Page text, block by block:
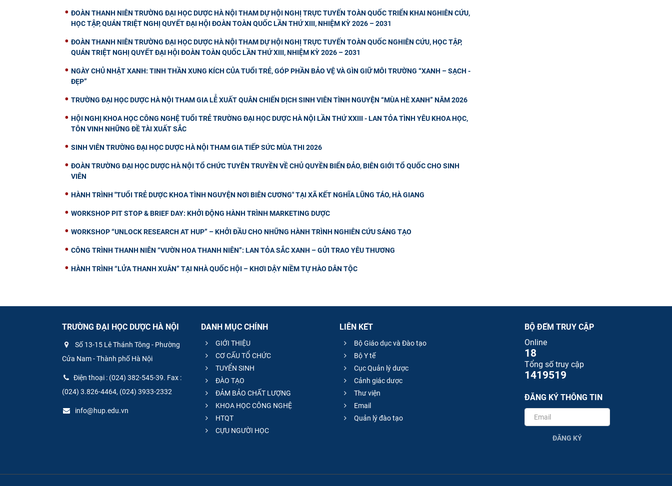
ĐOÀN THANH NIÊN TRƯỜNG ĐẠI HỌC DƯỢC HÀ NỘI THAM DỰ HỘI NGHỊ TRỰC TUYẾN TOÀN QUỐC TRIỂN KHAI NGHIÊN CỨU,
HỌC TẬP, QUÁN TRIỆT NGHỊ QUYẾT ĐẠI HỘI ĐOÀN TOÀN QUỐC LẦN THỨ XIII, NHIỆM KỲ 2026 – 2031
ĐOÀN THANH NIÊN TRƯỜNG ĐẠI HỌC DƯỢC HÀ NỘI THAM DỰ HỘI NGHỊ TRỰC TUYẾN TOÀN QUỐC NGHIÊN CỨU, HỌC TẬP,
QUÁN TRIỆT NGHỊ QUYẾT ĐẠI HỘI ĐOÀN TOÀN QUỐC LẦN THỨ XIII, NHIỆM KỲ 2026 – 2031
NGÀY CHỦ NHẬT XANH: TINH THẦN XUNG KÍCH CỦA TUỔI TRẺ, GÓP PHẦN BẢO VỆ VÀ GÌN GIỮ MÔI TRƯỜNG “XANH – SẠCH -
ĐẸP”
TRƯỜNG ĐẠI HỌC DƯỢC HÀ NỘI THAM GIA LỄ XUẤT QUÂN CHIẾN DỊCH SINH VIÊN TÌNH NGUYỆN “MÙA HÈ XANH” NĂM 2026
HỘI NGHỊ KHOA HỌC CÔNG NGHỆ TUỔI TRẺ TRƯỜNG ĐẠI HỌC DƯỢC HÀ NỘI LẦN THỨ XXIII - LAN TỎA TÌNH YÊU KHOA HỌC,
TÔN VINH NHỮNG ĐỀ TÀI XUẤT SẮC
SINH VIÊN TRƯỜNG ĐẠI HỌC DƯỢC HÀ NỘI THAM GIA TIẾP SỨC MÙA THI 2026
ĐOÀN TRƯỜNG ĐẠI HỌC DƯỢC HÀ NỘI TỔ CHỨC TUYÊN TRUYỀN VỀ CHỦ QUYỀN BIỂN ĐẢO, BIÊN GIỚI TỔ QUỐC CHO SINH
VIÊN
HÀNH TRÌNH "TUỔI TRẺ DƯỢC KHOA TÌNH NGUYỆN NƠI BIÊN CƯƠNG" TẠI XÃ KẾT NGHĨA LŨNG TÁO, HÀ GIANG
WORKSHOP PIT STOP & BRIEF DAY: KHỞI ĐỘNG HÀNH TRÌNH MARKETING DƯỢC
WORKSHOP “UNLOCK RESEARCH AT HUP” – KHỞI ĐẦU CHO NHỮNG HÀNH TRÌNH NGHIÊN CỨU SÁNG TẠO
CÔNG TRÌNH THANH NIÊN “VƯỜN HOA THANH NIÊN”: LAN TỎA SẮC XANH – GỬI TRAO YÊU THƯƠNG
HÀNH TRÌNH “LỬA THANH XUÂN” TẠI NHÀ QUỐC HỘI – KHƠI DẬY NIỀM TỰ HÀO DÂN TỘC
TRƯỜNG ĐẠI HỌC DƯỢC HÀ NỘI
Số 13-15 Lê Thánh Tông - Phường
Cửa Nam - Thành phố Hà Nội
Điện thoại : (024) 382-545-39. Fax :
(024) 3.826-4464, (024) 3933-2332
info@hup.edu.vn
DANH MỤC CHÍNH
GIỚI THIỆU
CƠ CẤU TỔ CHỨC
TUYỂN SINH
ĐÀO TẠO
ĐẢM BẢO CHẤT LƯỢNG
KHOA HỌC CÔNG NGHỆ
HTQT
CỰU NGƯỜI HỌC
LIÊN KẾT
Bộ Giáo dục và Đào tạo
Bộ Y tế
Cục Quản lý dược
Cảnh giác dược
Thư viện
Email
Quản lý đào tạo
BỘ ĐẾM TRUY CẬP
Online
18
Tổng số truy cập
1419519
ĐĂNG KÝ THÔNG TIN
ĐĂNG KÝ